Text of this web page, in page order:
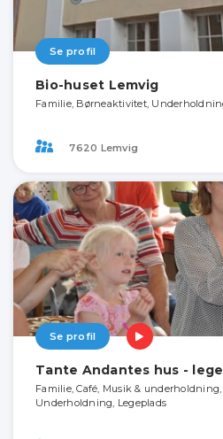
Se profil
Bio-huset Lemvig
Familie, Børneaktivitet,
7620 Lemvig
Se profil
Tante Andantes hus -
Familie, Café, Musik &
Underholdning, Legeplads